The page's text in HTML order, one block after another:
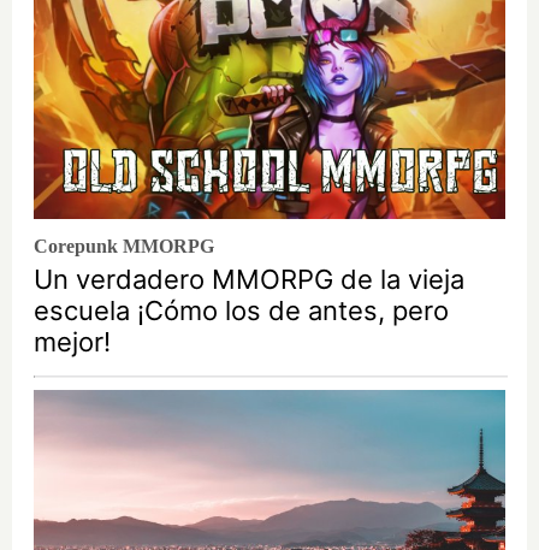
Corepunk MMORPG
Un verdadero MMORPG de la vieja
escuela ¡Cómo los de antes, pero
mejor!